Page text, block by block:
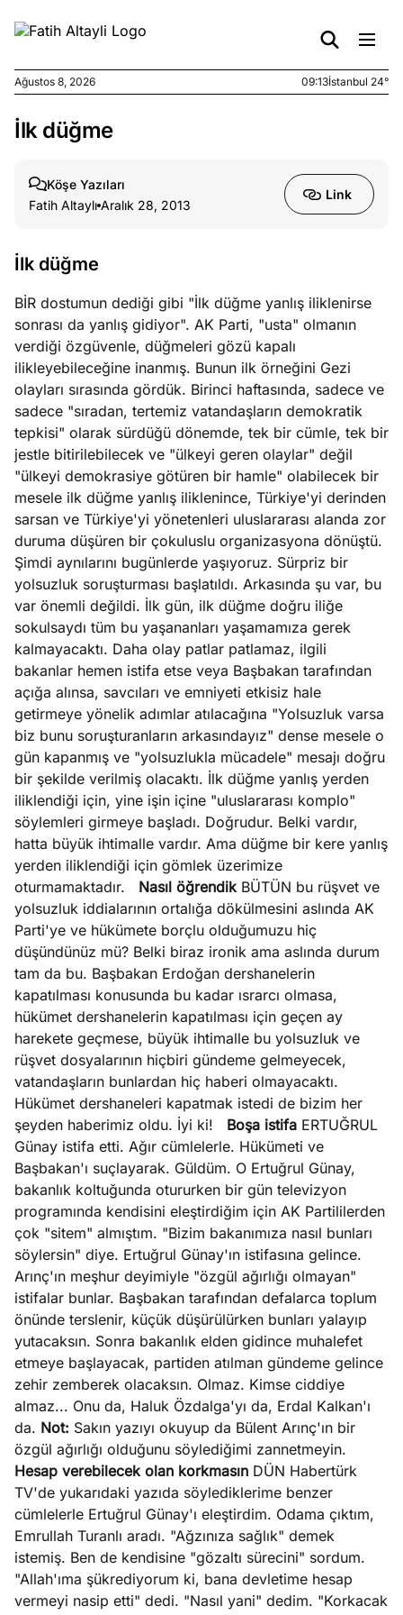
Ağustos
kirli
6, 2026
yasalar
Ağustos
5, 2026
stok
caiz
Köşe
Yazıları
Spor
Yazıları
Yazıları
Ağustos 8, 2026 09:13İstanbul 24°
İlk düğme
Köşe Yazıları
Fatih Altaylı Aralık 28, 2013
Link
İlk düğme
BİR dostumun dediği gibi "İlk düğme yanlış iliklenirse
sonrası da yanlış gidiyor". AK Parti, "usta" olmanın
verdiği özgüvenle, düğmeleri gözü kapalı
ilikleyebileceğine inanmış. Bunun ilk örneğini Gezi
olayları sırasında gördük. Birinci haftasında, sadece ve
sadece "sıradan, tertemiz vatandaşların demokratik
tepkisi" olarak sürdüğü dönemde, tek bir cümle, tek bir
jestle bitirilebilecek ve "ülkeyi geren olaylar" değil
"ülkeyi demokrasiye götüren bir hamle" olabilecek bir
mesele ilk düğme yanlış iliklenince, Türkiye'yi derinden
sarsan ve Türkiye'yi yönetenleri uluslararası alanda zor
duruma düşüren bir çokuluslu organizasyona dönüştü.
Şimdi aynılarını bugünlerde yaşıyoruz. Sürpriz bir
yolsuzluk soruşturması başlatıldı. Arkasında şu var, bu
var önemli değildi. İlk gün, ilk düğme doğru iliğe
sokulsaydı tüm bu yaşananları yaşamamıza gerek
kalmayacaktı. Daha olay patlar patlamaz, ilgili
bakanlar hemen istifa etse veya Başbakan tarafından
açığa alınsa, savcıları ve emniyeti etkisiz hale
getirmeye yönelik adımlar atılacağına "Yolsuzluk varsa
biz bunu soruşturanların arkasındayız" dense mesele o
gün kapanmış ve "yolsuzlukla mücadele" mesajı doğru
bir şekilde verilmiş olacaktı. İlk düğme yanlış yerden
iliklendiği için, yine işin içine "uluslararası komplo"
söylemleri girmeye başladı. Doğrudur. Belki vardır,
hatta büyük ihtimalle vardır. Ama düğme bir kere yanlış
yerden iliklendiği için gömlek üzerimize
oturmamaktadır. Nasıl öğrendikBÜTÜN bu rüşvet ve
yolsuzluk iddialarının ortalığa dökülmesini aslında AK
Parti'ye ve hükümete borçlu olduğumuzu hiç
düşündünüz mü? Belki biraz ironik ama aslında durum
tam da bu. Başbakan Erdoğan dershanelerin
kapatılması konusunda bu kadar ısrarcı olmasa,
hükümet dershanelerin kapatılması için geçen ay
harekete geçmese, büyük ihtimalle bu yolsuzluk ve
rüşvet dosyalarının hiçbiri gündeme gelmeyecek,
vatandaşların bunlardan hiç haberi olmayacaktı.
Hükümet dershaneleri kapatmak istedi de bizim her
şeyden haberimiz oldu. İyi ki! Boşa istifa ERTUĞRUL
Günay istifa etti. Ağır cümlelerle. Hükümeti ve
Başbakan'ı suçlayarak. Güldüm. O Ertuğrul Günay,
bakanlık koltuğunda otururken bir gün televizyon
programında kendisini eleştirdiğim için AK Partililerden
çok "sitem" almıştım. "Bizim bakanımıza nasıl bunları
söylersin" diye. Ertuğrul Günay'ın istifasına gelince.
Arınç'ın meşhur deyimiyle "özgül ağırlığı olmayan"
istifalar bunlar. Başbakan tarafından defalarca toplum
önünde terslenir, küçük düşürülürken bunları yalayıp
yutacaksın. Sonra bakanlık elden gidince muhalefet
etmeye başlayacak, partiden atılman gündeme gelince
zehir zemberek olacaksın. Olmaz. Kimse ciddiye
almaz... Onu da, Haluk Özdalga'yı da, Erdal Kalkan'ı
da. Not: Sakın yazıyı okuyup da Bülent Arınç'ın bir
özgül ağırlığı olduğunu söylediğimi zannetmeyin.
Hesap verebilecek olan korkmasın DÜN Habertürk
TV'de yukarıdaki yazıda söylediklerime benzer
cümlelerle Ertuğrul Günay'ı eleştirdim. Odama çıktım,
Emrullah Turanlı aradı. "Ağzınıza sağlık" demek
istemiş. Ben de kendisine "gözaltı sürecini" sordum.
"Allah'ıma şükrediyorum ki, bana devletime hesap
vermeyi nasip etti" dedi. "Nasıl yani" dedim. "Korkacak